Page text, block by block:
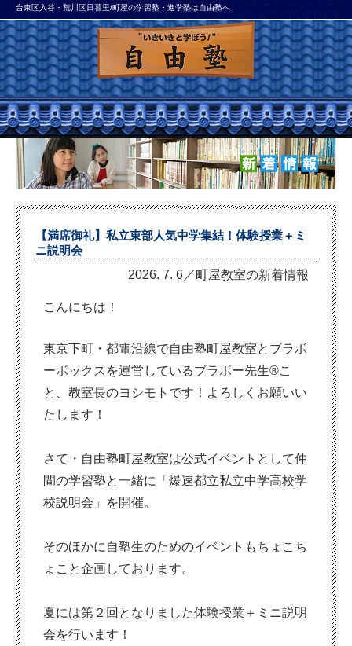
台東区入谷・荒川区日暮里/町屋の学習塾・進学塾は自由塾へ
【満席御礼】私立東部人気中学集結！体験授業＋ミ
ニ説明会
2026. 7. 6／町屋教室の新着情報
こんにちは！
東京下町・都電沿線で自由塾町屋教室とブラボ
ーボックスを運営しているブラボー先生®こ
と、教室長のヨシモトです！よろしくお願いい
たします！
さて・自由塾町屋教室は公式イベントとして仲
間の学習塾と一緒に「爆速都立私立中学高校学
校説明会」を開催。
そのほかに自塾生のためのイベントもちょこち
ょこと企画しております。
夏には第２回となりました体験授業＋ミニ説明
会を行います！